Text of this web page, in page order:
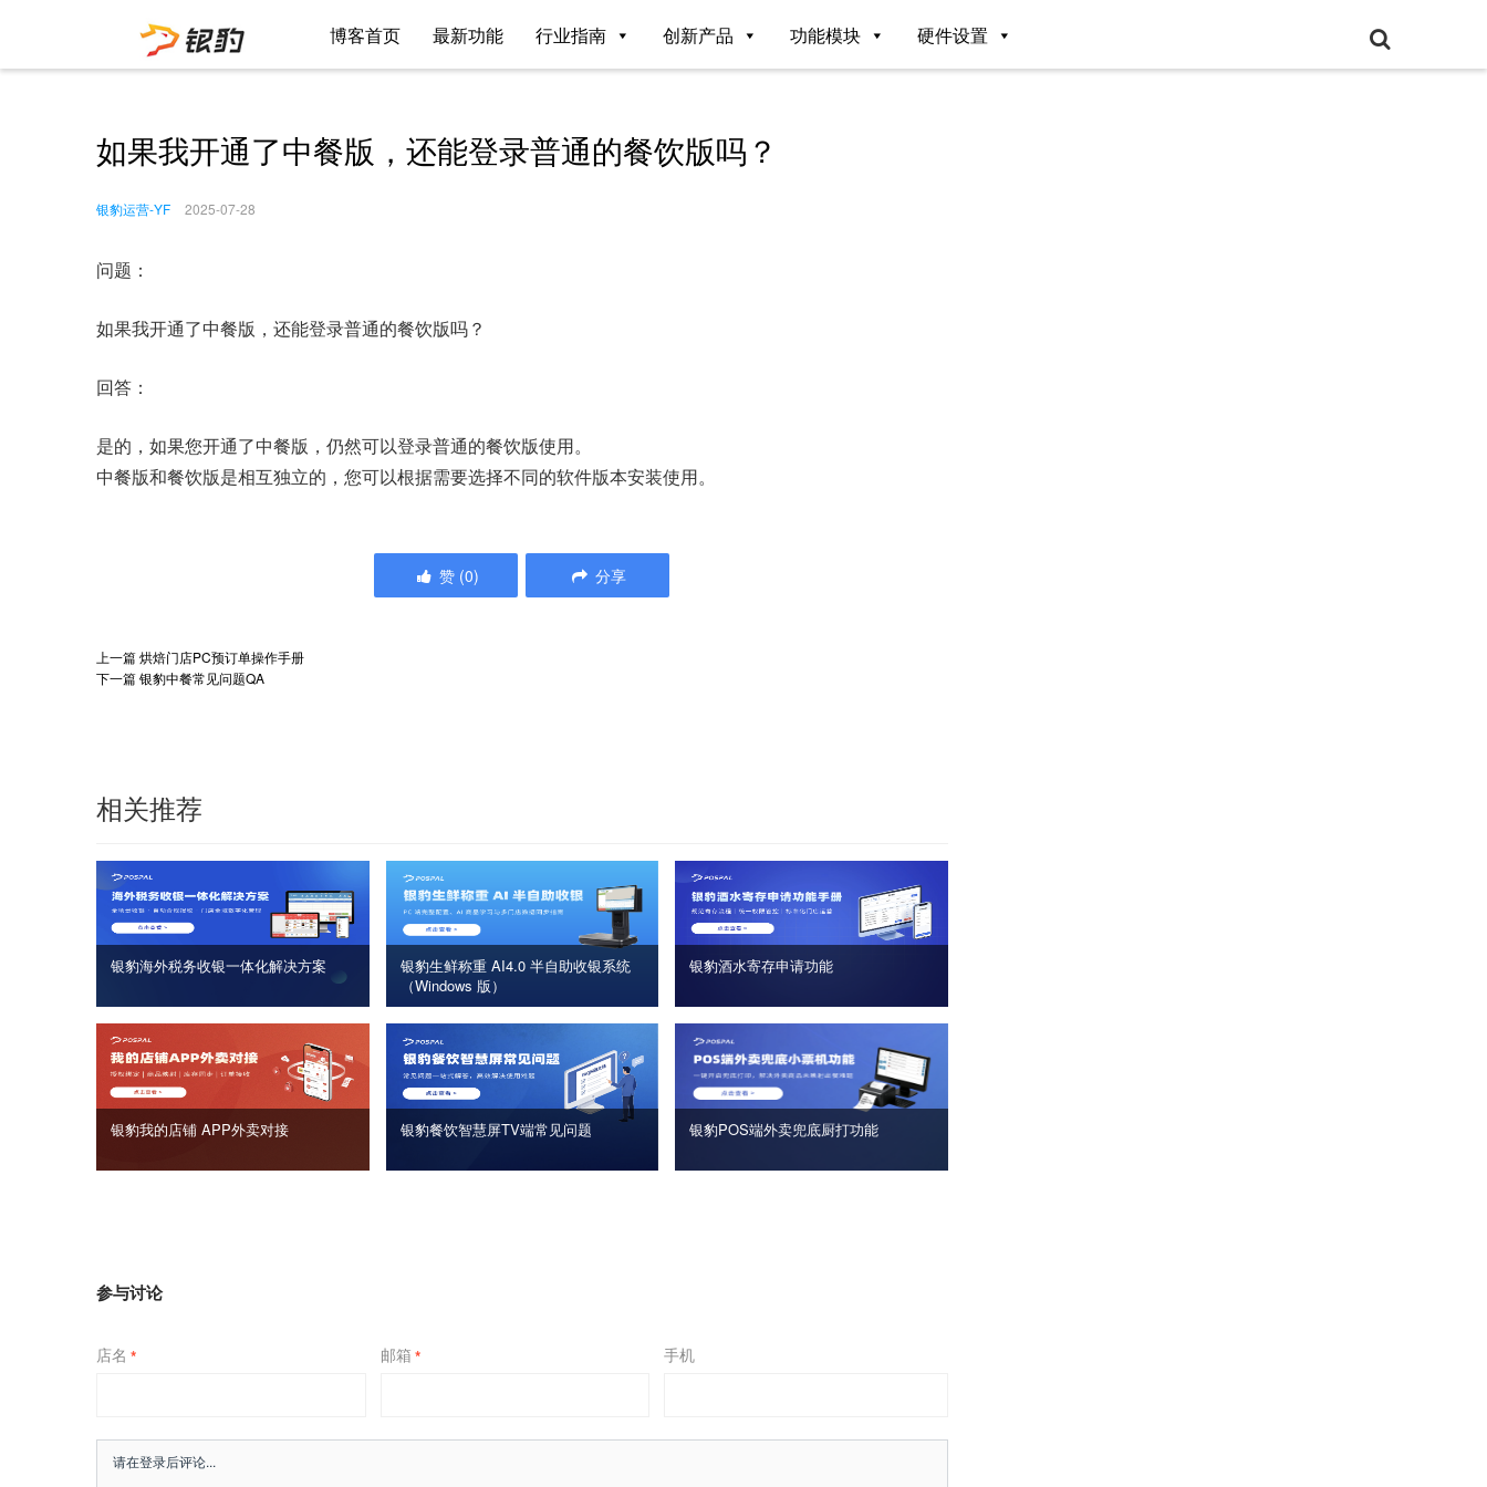
博客首页 最新功能 行业指南 创新产品 功能模块 硬件设置
如果我开通了中餐版，还能登录普通的餐饮版吗？
银豹运营-YF 2025-07-28
问题：
如果我开通了中餐版，还能登录普通的餐饮版吗？
回答：
是的，如果您开通了中餐版，仍然可以登录普通的餐饮版使用。
中餐版和餐饮版是相互独立的，您可以根据需要选择不同的软件版本安装使用。
赞 (0) 分享
上一篇烘焙门店PC预订单操作手册
下一篇银豹中餐常见问题QA
相关推荐
银豹海外税务收银一体化解决方案
银豹生鲜称重 AI4.0 半自助收银系统
（Windows 版）
银豹酒水寄存申请功能
银豹我的店铺 APP外卖对接 银豹餐饮智慧屏TV端常见问题 银豹POS端外卖兜底厨打功能
参与讨论
店名 * 邮箱 * 手机